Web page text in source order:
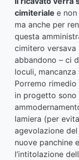
cimiteriale e non
ma anche per
questa
cimitero
abbandono – ci
loculi,
Porremo
in progetto
lamiera (per
agevolazione
nuove panchine
l’intitolazione